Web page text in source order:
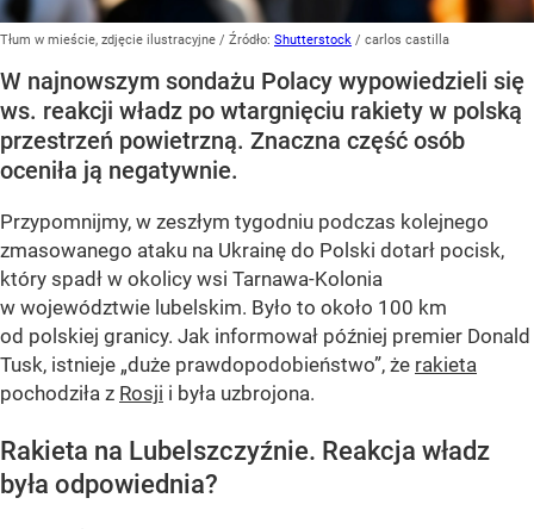
Tłum w mieście, zdjęcie ilustracyjne / Źródło: Shutterstock / carlos castilla
W najnowszym sondażu Polacy wypowiedzieli się
ws. reakcji władz po wtargnięciu rakiety w polską
przestrzeń powietrzną. Znaczna część osób
oceniła ją negatywnie.
Przypomnijmy, w zeszłym tygodniu podczas kolejnego
zmasowanego ataku na Ukrainę do Polski dotarł pocisk,
który spadł w okolicy wsi Tarnawa-Kolonia
w województwie lubelskim. Było to około 100 km
od polskiej granicy. Jak informował później premier Donald
Tusk, istnieje „duże prawdopodobieństwo”, że rakieta
pochodziła z Rosji i była uzbrojona.
Rakieta na Lubelszczyźnie. Reakcja władz
była odpowiednia?